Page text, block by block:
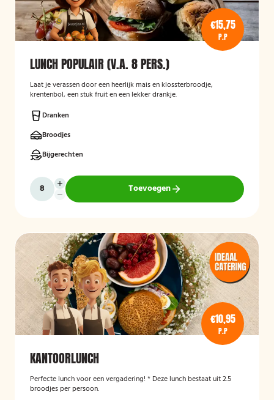
€15,75
P.P
LUNCH POPULAIR (V.A. 8 PERS.)
Laat je verassen door een heerlijk mais en klossterbroodje,
krentenbol, een stuk fruit en een lekker drankje.
Dranken
Broodjes
Bijgerechten
Toevoegen
€10,95
P.P
KANTOORLUNCH
Perfecte lunch voor een vergadering! * Deze lunch bestaat uit 2.5
broodjes per persoon.